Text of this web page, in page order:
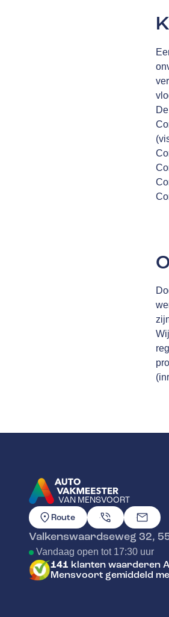
VAN MENSVOORT
GA NAAR DE HOMEPAGINA
Route
Valkenswaardseweg 32,
Vandaag open tot 17:30 uur
141 klanten waarderen
Mensvoort gemiddeld